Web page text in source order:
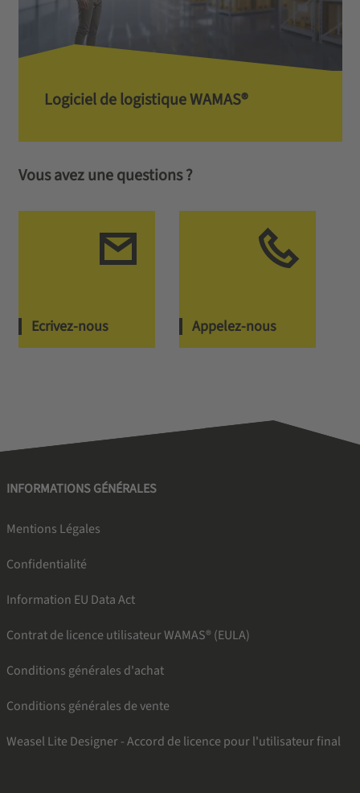
Logiciel de logistique WAMAS®
Vous avez une questions ?
Ecrivez-nous Appelez-nous
INFORMATIONS GÉNÉRALES
Mentions Légales
Confidentialité
Information EU Data Act
Contrat de licence utilisateur WAMAS® (EULA)
Conditions générales d'achat
Conditions générales de vente
Weasel Lite Designer - Accord de licence pour l'utilisateur final